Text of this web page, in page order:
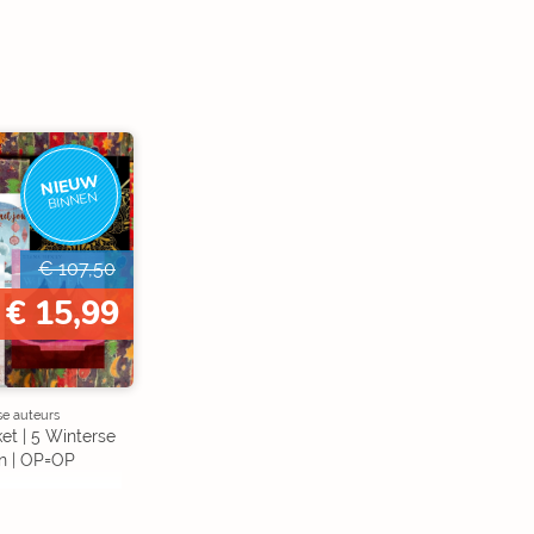
NIEUW
BINNEN
€ 107,50
€ 15,99
auteurs
| 5 Winterse
| OP=OP